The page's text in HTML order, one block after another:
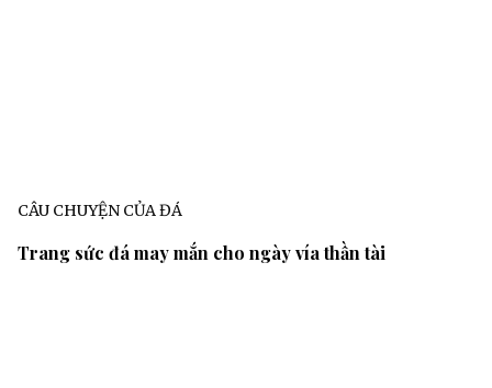
CÂU CHUYỆN CỦA ĐÁ
Trang sức đá may mắn cho ngày vía thần tài